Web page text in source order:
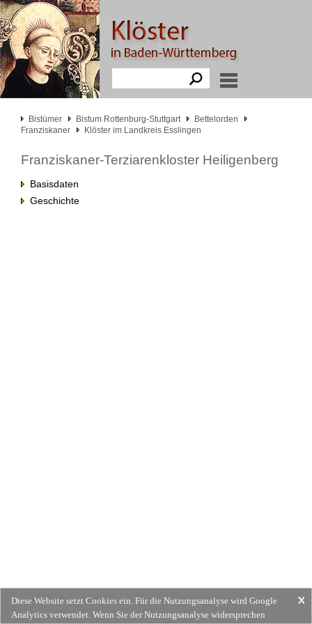
Bistümer Bistum Rottenburg-Stuttgart
Bettelorden
Franziskaner
Klöster im Landkreis Esslingen
Franziskaner-Terziarenkloster Heiligenberg
Basisdaten
Geschichte
Diese Website setzt Cookies ein. Für die Nutzungsanalyse wird Google
Analytics verwendet. Wenn Sie der Nutzungsanalyse widersprechen